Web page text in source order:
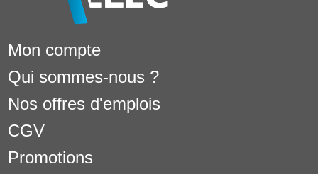
Mon compte
Qui sommes-nous ?
Nos offres d'emplois
CGV
Promotions